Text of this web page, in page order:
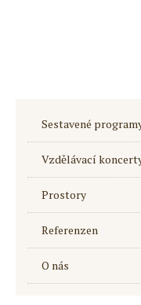
Sestavené
Vzdělávací
Prostory
Referenzen
O nás